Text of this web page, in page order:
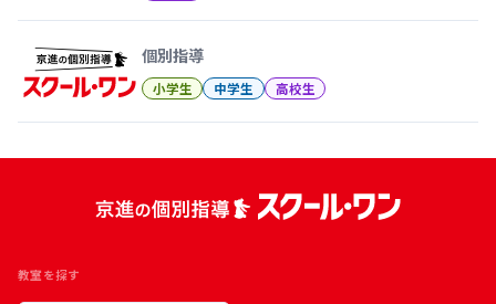
個別指導
小学生 中学生 高校生
教室を探す